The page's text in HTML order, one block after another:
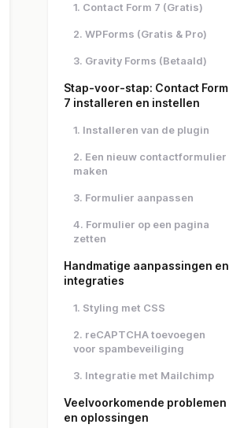
1. Contact Form 7 (Gratis)
2. WPForms (Gratis & Pro)
3. Gravity Forms (Betaald)
Stap-voor-stap: Contact Form
7 installeren en instellen
1. Installeren van de plugin
2. Een nieuw contactformulier
maken
3. Formulier aanpassen
4. Formulier op een pagina
zetten
Handmatige aanpassingen en
integraties
1. Styling met CSS
2. reCAPTCHA toevoegen
voor spambeveiliging
3. Integratie met Mailchimp
Veelvoorkomende problemen
en oplossingen